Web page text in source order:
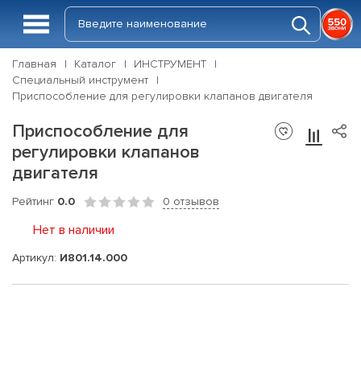
Главная Каталог
ИНСТРУМЕНТ
Специальный инструмент
Приспособление для регулировки клапанов двигателя
Приспособление для
регулировки клапанов
двигателя
Рейтинг 0.0 0 отзывов
Нет в наличии
Артикул: И801.14.000